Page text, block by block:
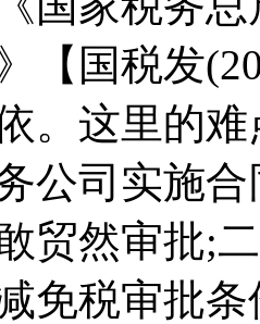
【国税发
。这里的
公司实施
贸然审批;
免税审批